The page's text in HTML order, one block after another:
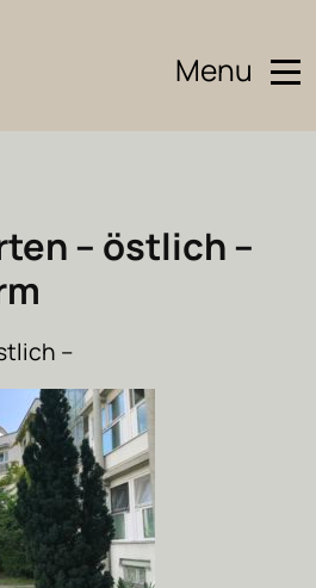
Menu
– östlich –
–